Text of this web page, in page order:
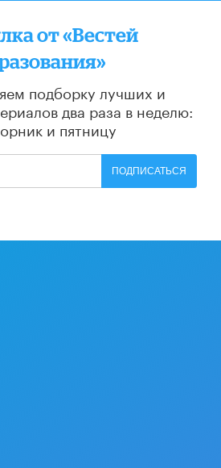
от «Вестей
подборку лучших и
два раза в неделю:
и пятницу
ПОДПИСАТЬСЯ